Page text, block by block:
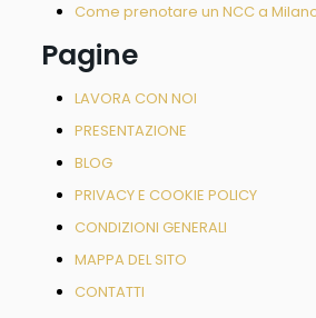
Come prenotare un NCC a
Pagine
LAVORA CON NOI
PRESENTAZIONE
BLOG
PRIVACY E COOKIE POLICY
CONDIZIONI GENERALI
MAPPA DEL SITO
CONTATTI